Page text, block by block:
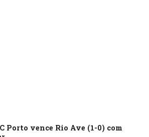
Porto vence Rio Ave (1-0) com